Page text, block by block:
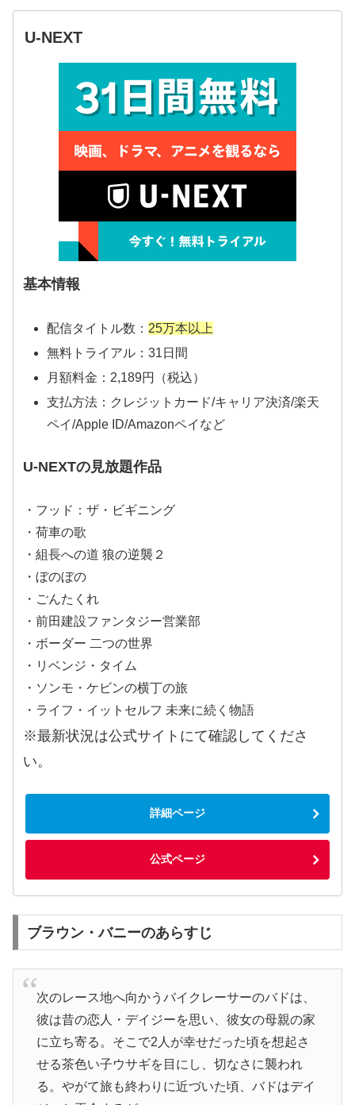
U-NEXT
基本情報
配信タイトル数： 25万本以上
無料トライアル：31日間
月額料金：2,189円（税込）
支払方法：クレジットカード/キャリア決済/楽天
ペイ/Apple ID/Amazonペイなど
U-NEXTの見放題作品
・フッド：ザ・ビギニング
・荷車の歌
・組長への道 狼の逆襲２
・ぼのぼの
・ごんたくれ
・前田建設ファンタジー営業部
・ボーダー 二つの世界
・リベンジ・タイム
・ソンモ・ケビンの横丁の旅
・ライフ・イットセルフ 未来に続く物語
※最新状況は公式サイトにて確認してくださ
い。
詳細ページ
公式ページ
ブラウン・バニーのあらすじ
次のレース地へ向かうバイクレーサーのバドは、
彼は昔の恋人・デイジーを思い、彼女の母親の家
に立ち寄る。そこで2人が幸せだった頃を想起さ
せる茶色い子ウサギを目にし、切なさに襲われ
る。やがて旅も終わりに近づいた頃、バドはデイ